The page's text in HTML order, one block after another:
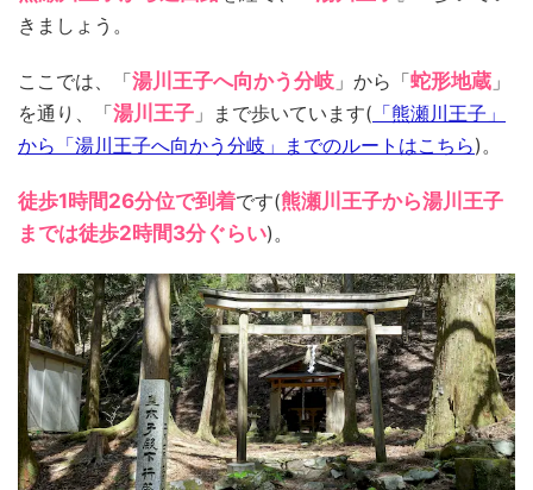
きましょう。
ここでは、「湯川王子へ向かう分岐 」から「蛇形地蔵 」
を通り、「湯川王子 」まで歩いています( 「熊瀬川王子」
から「湯川王子へ向かう分岐」までのルートはこちら)。
徒歩1時間26分位で到着です(熊瀬川王子から湯川王子
までは徒歩2時間3分ぐらい)。